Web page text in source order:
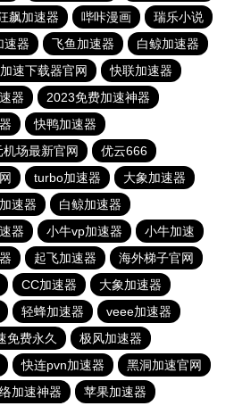
飙加速器 哔咔漫画
瑞乐小说
速器 飞鱼加速器
白鲸加速器
速下载器官网
快联加速器
器
2023免费加速神器
快鸭加速器
机场最新官网
优云666
turbo加速器
大象加速器
速器
白鲸加速器
器 小牛vp加速器
小牛加速
起飞加速器
海外梯子官网
CC加速器
大象加速器
轻蜂加速器
veee加速器
免费永久
极风加速器
快连pvn加速器
黑洞加速官网
加速神器 苹果加速器